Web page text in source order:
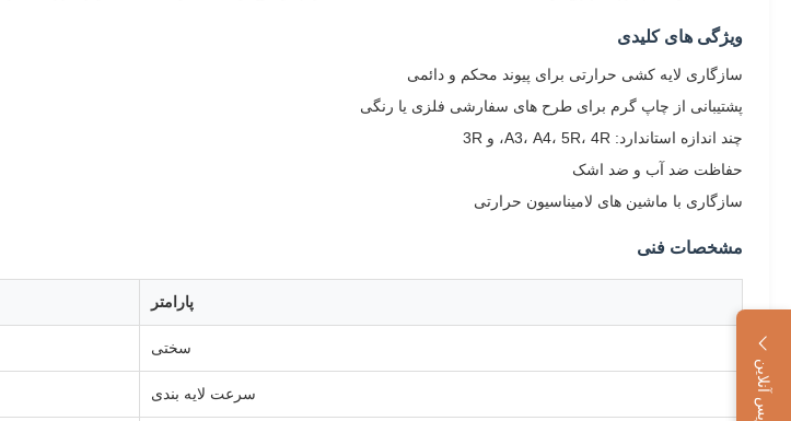
ویژگی های کلیدی
سازگاری لایه کشی حرارتی برای پیوند محکم و دائمی
پشتیبانی از چاپ گرم برای طرح های سفارشی فلزی یا رنگی
چند اندازه استاندارد: A3، A4، 5R، 4R، و 3R
حفاظت ضد آب و ضد اشک
سازگاری با ماشین های لامیناسیون حرارتی
مشخصات فنی
پارامتر
سختی
سرعت لایه بندی